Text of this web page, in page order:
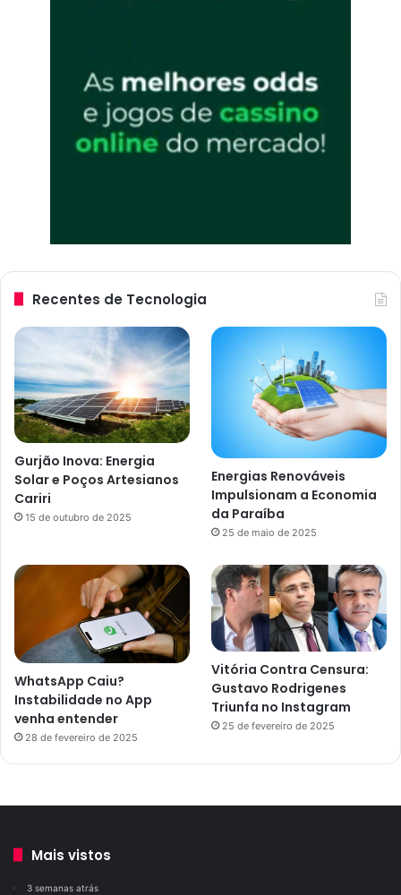
Recentes de Tecnologia
Gurjão Inova: Energia
Solar e Poços Artesianos
Cariri
15 de outubro de 2025
Energias Renováveis
Impulsionam a Economia
da Paraíba
25 de maio de 2025
WhatsApp Caiu?
Instabilidade no App
venha entender
28 de fevereiro de 2025
Vitória Contra Censura:
Gustavo Rodrigenes
Triunfa no Instagram
25 de fevereiro de 2025
Mais vistos
3 semanas atrás